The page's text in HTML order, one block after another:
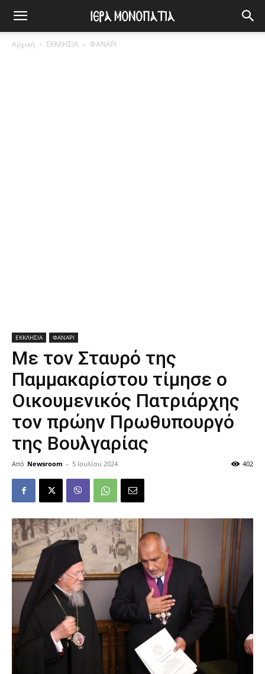
Αρχική ΕΚΚΛΗΣΙΑ ΦΑΝΑΡΙ
ΕΚΚΛΗΣΙΑ ΦΑΝΑΡΙ
Με τον Σταυρό της
Παμμακαρίστου τίμησε ο
Οικουμενικός Πατριάρχης
τον πρώην Πρωθυπουργό
της Βουλγαρίας
Από Newsroom - 5 Ιουλίου 2024 402